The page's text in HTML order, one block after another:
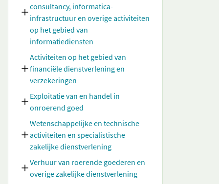
consultancy, informatica-
infrastructuur en overige activiteiten
op het gebied van
informatiediensten
Activiteiten op het gebied van
financiële dienstverlening en
verzekeringen
Exploitatie van en handel in
onroerend goed
Wetenschappelijke en technische
activiteiten en specialistische
zakelijke dienstverlening
Verhuur van roerende goederen en
overige zakelijke dienstverlening